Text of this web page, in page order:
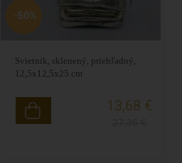
Svietnik, sklenený, priehľadný,
12,5x12,5x25 cm
13,68 €
-50%